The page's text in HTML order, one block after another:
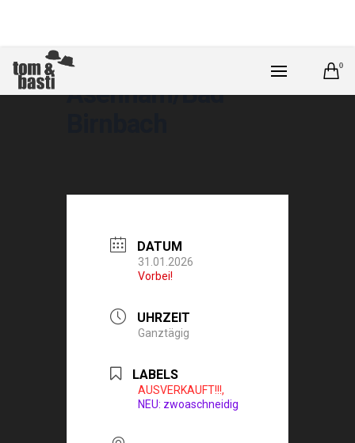
0
Asenham/Bad
DATUM
31.01.2026
Vorbei!
UHRZEIT
Ganztägig
LABELS
AUSVERKAUFT!!!,
NEU: zwoaschneidig